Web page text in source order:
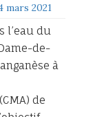
mars 2021
l’eau du
de-
à
de